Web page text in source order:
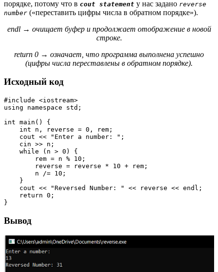
порядке, потому что в cout statement у нас задано reverse
number («переставить цифры числа в обратном порядке»).
endl → очищает буфер и продолжает отображение в новой
строке.
return 0 → означает, что программа выполнена успешно
(цифры числа переставлены в обратном порядке).
Исходный код
#include <iostream>
using namespace std;
int main() {
}
Вывод